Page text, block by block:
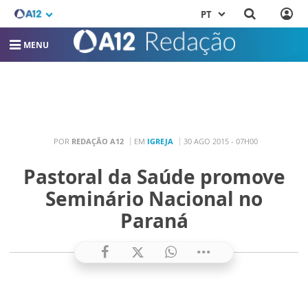
PT
MENU
POR REDAÇÃO A12 EM IGREJA 30 AGO 2015 - 07H00
Pastoral da Saúde promove
Seminário Nacional no
Paraná